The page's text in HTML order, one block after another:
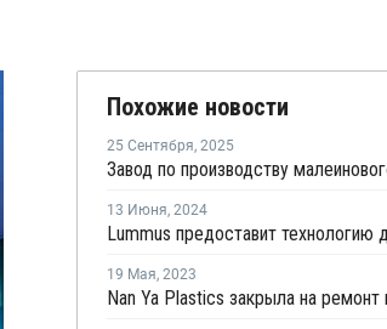
Похожие новости
25 Сентября, 2025
13 Июня, 2024
19 Мая, 2023